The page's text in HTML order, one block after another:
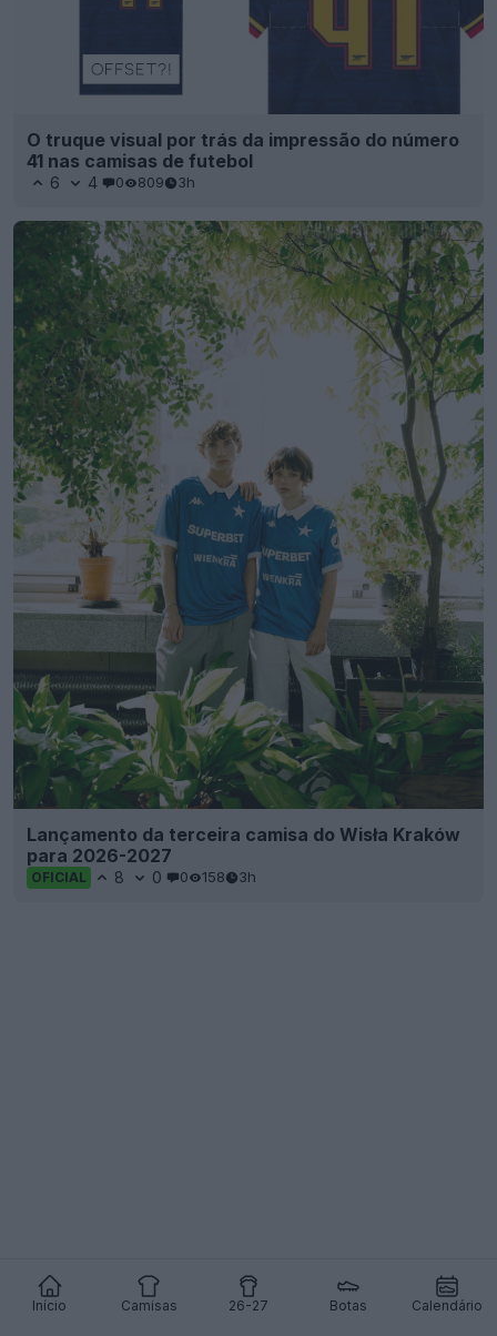
Início Camisas 26-27 Botas Calendário
O truque visual por trás da impressão do número
41 nas camisas de futebol
6 4 0 809 3h
Lançamento da terceira camisa do Wisła Kraków
para 2026-2027
OFICIAL 8 0 0 158 3h